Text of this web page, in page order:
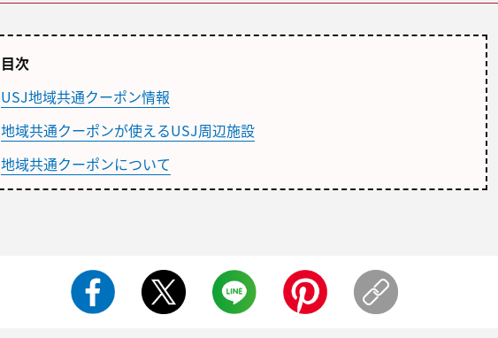
目次
USJ地域共通クーポン情報
地域共通クーポンが使えるUSJ周辺施設
地域共通クーポンについて